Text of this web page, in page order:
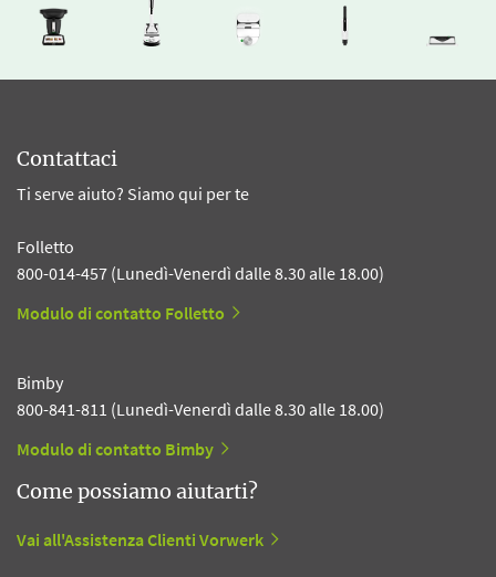
Contattaci
Ti serve aiuto? Siamo qui per te
Folletto
800-014-457 (Lunedì-Venerdì dalle 8.30 alle 18.00)
Modulo di contatto Folletto
Bimby
800-841-811 (Lunedì-Venerdì dalle 8.30 alle 18.00)
Modulo di contatto Bimby
Come possiamo aiutarti?
Vai all'Assistenza Clienti Vorwerk